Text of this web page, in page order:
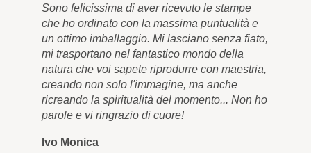
Sono felicissima di aver ricevuto le stampe
che ho ordinato con la massima puntualità e
un ottimo imballaggio. Mi lasciano senza fiato,
mi trasportano nel fantastico mondo della
natura che voi sapete riprodurre con maestria,
creando non solo l'immagine, ma anche
ricreando la spiritualità del momento... Non ho
parole e vi ringrazio di cuore!
Ivo Monica